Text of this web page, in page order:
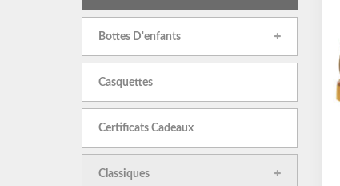
Bottes D'enfants
Casquettes
Certificats Cadeaux
Classiques